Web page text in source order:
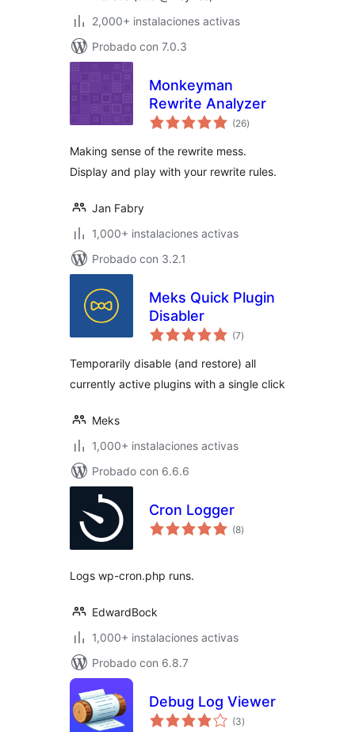
2,000+ instalaciones activas
Probado con 7.0.3
Monkeyman
Rewrite Analyzer
(26total
de
)
Making sense of the rewrite mess.
Display and play with your rewrite rules.
Jan Fabry
1,000+ instalaciones activas
Probado con 3.2.1
Meks Quick Plugin
Disabler
(7total
de
)
Temporarily disable (and restore) all
currently active plugins with a single click
Meks
1,000+ instalaciones activas
Probado con 6.6.6
Cron Logger
(8total
de
)
Logs wp-cron.php runs.
EdwardBock
1,000+ instalaciones activas
Probado con 6.8.7
Debug Log Viewer
(3total
de
)